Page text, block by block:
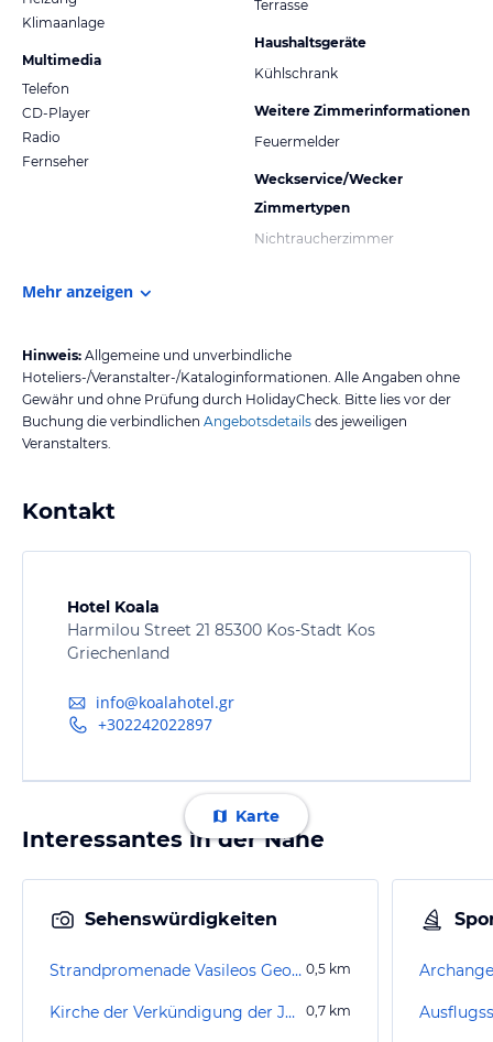
Klimaanlage
Multimedia
Telefon
CD-Player
Radio
Fernseher
Terrasse
Haushaltsgeräte
Kühlschrank
Weitere Zimmerinformationen
Feuermelder
Weckservice/Wecker
Zimmertypen
Nichtraucherzimmer
Mehr anzeigen
Hinweis: Allgemeine und unverbindliche
Hoteliers-/Veranstalter-/Kataloginformationen. Alle Angaben ohne
Gewähr und ohne Prüfung durch HolidayCheck. Bitte lies vor der
Buchung die verbindlichen Angebotsdetails des jeweiligen
Veranstalters.
Kontakt
Hotel Koala
Harmilou Street 21 85300 Kos-Stadt Kos
Griechenland
info@koalahotel.gr
+302242022897
Karte
Interessantes in der Nähe
Sehenswürdigkeiten
Strandpromenade Vasileos Georgiou V' 0,5 km
Kirche der Verkündigung der Jungfrau Maria 0,7 km